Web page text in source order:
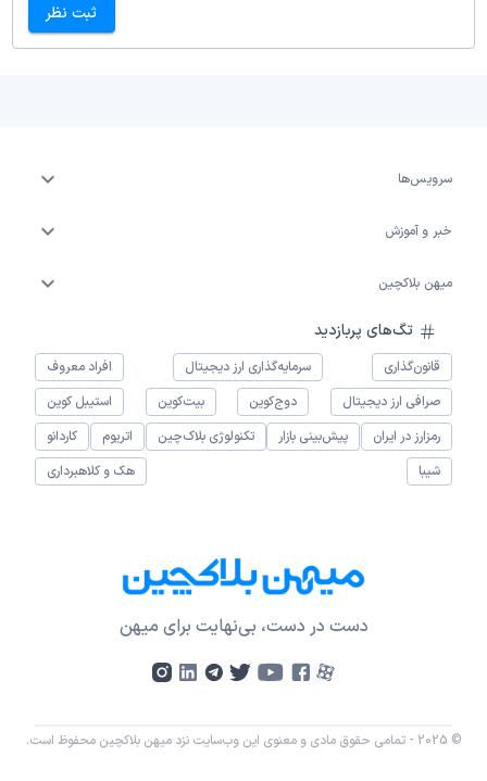
ثبت نظر
سرویس‌ها
خبر و آموزش
میهن بلاکچین
تگ‌های پربازدید
قانون‌گذاری سرمایه‌گذاری ارز دیجیتال
افراد معروف
صرافی ارز دیجیتال
دوج‌کوین بیت‌کوین
استیبل کوین
رمزارز در ایران
پیش‌بینی بازار تکنولوژی بلاک‌چین اتریوم
کاردانو
شیبا
هک و کلاهبرداری
دست در دست، بی‌نهایت برای میهن
© 2025 - تمامی حقوق مادی و معنوی این وب‌سایت نزد میهن بلاکچین محفوظ است.